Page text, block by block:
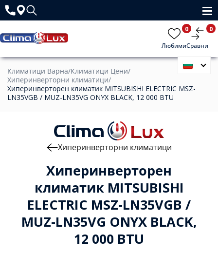
Любими
0
Сравни
0
Климатици Варна/Климатици Цени/
Хиперинверторни климатици/
Хиперинверторен климатик MITSUBISHI ELECTRIC MSZ-
LN35VGB / MUZ-LN35VG ONYX BLACK, 12 000 BTU
Хиперинверторен
климатик MITSUBISHI
ELECTRIC MSZ-LN35VGB /
MUZ-LN35VG ONYX BLACK,
12 000 BTU
Хиперинверторни климатици